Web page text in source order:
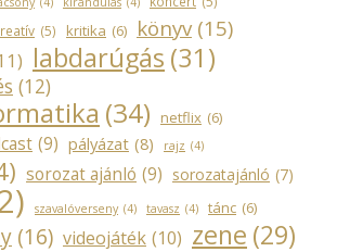
(5) kritika (6) könyv (15)
labdarúgás (31)
(12)
(34) netflix (6)
(9) pályázat (8) rajz (4)
sorozat ajánló (9) sorozatajánló (7)
szavalóverseny (4) tavasz (4) tánc (6)
(16) videojáték (10) zene (29)